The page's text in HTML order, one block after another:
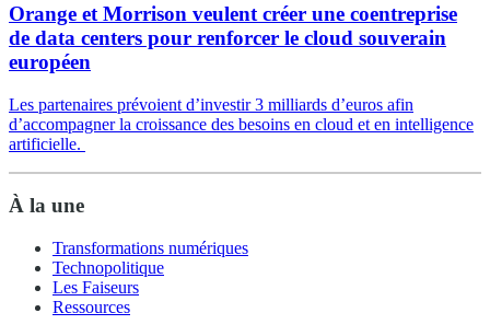
Orange et Morrison veulent créer une coentreprise
de data centers pour renforcer le cloud souverain
européen
Les partenaires prévoient d’investir 3 milliards d’euros afin
d’accompagner la croissance des besoins en cloud et en intelligence
artificielle.
À la une
Transformations numériques
Technopolitique
Les Faiseurs
Ressources